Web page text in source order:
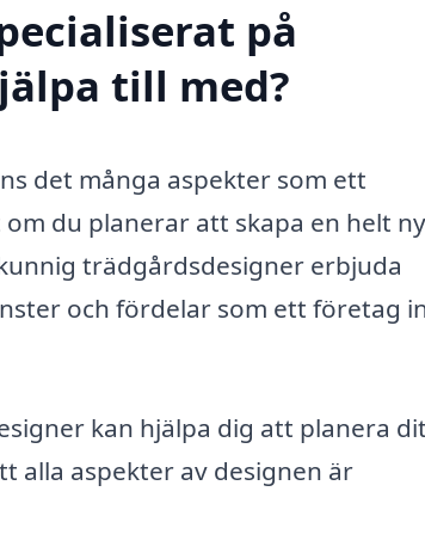
på
till med?
det många aspekter som ett
du planerar att skapa en helt ny
trädgårdsdesigner erbjuda
och fördelar som ett företag
kan hjälpa dig att planera
alla aspekter av designen är